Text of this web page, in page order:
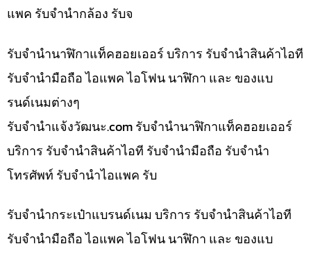
แพค รับจำนำกล้อง รับจ
รับจำนำนาฬิกาแท็คฮอยเออร์ บริการ รับจำนำสินค้าไอที
รับจำนำมือถือ ไอแพค ไอโฟน นาฬิกา และ ของแบ
รนด์เนมต่างๆ
รับจํานําแจ้งวัฒนะ.com รับจำนำนาฬิกาแท็คฮอยเออร์
บริการ รับจำนำสินค้าไอที รับจำนำมือถือ รับจำนำ
โทรศัพท์ รับจำนำไอแพค รับ
รับจำนำกระเป๋าแบรนด์เนม บริการ รับจำนำสินค้าไอที
รับจำนำมือถือ ไอแพค ไอโฟน นาฬิกา และ ของแบ